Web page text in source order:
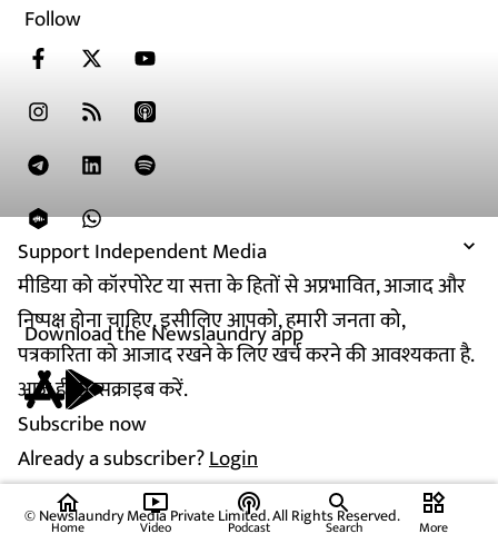
Support Independent Media
मीडिया को कॉरपोरेट या सत्ता के हितों से अप्रभावित, आजाद और
निष्पक्ष होना चाहिए. इसीलिए आपको, हमारी जनता को,
पत्रकारिता को आजाद रखने के लिए खर्च करने की आवश्यकता है.
आज ही सब्सक्राइब करें.
Subscribe now
Already a subscriber?Login
Follow
Download the Newslaundry app
© Newslaundry Media Private Limited. All Rights Reserved.
home
Home
ondemand_video
Video
podcasts
Podcast Search
widgets
More